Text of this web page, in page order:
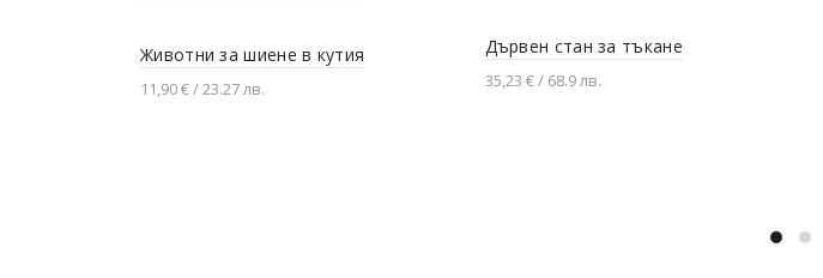
Животни за шиене в кутия
11,90 € / 23.27 лв.
Дървен стан за тъкане
35,23 € / 68.9 лв.